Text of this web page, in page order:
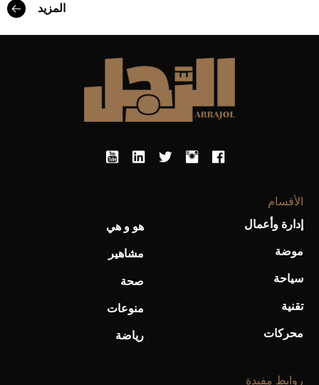
المزيد
الأقسام
إدارة وأعمال
موضة
سياحة
تقنية
محركات
هو و هي
مشاهير
صحة
منوعات
رياضة
روابط مفيدة